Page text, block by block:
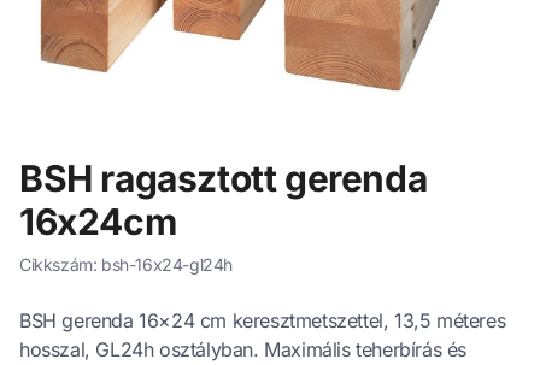
BSH ragasztott gerenda
16x24cm
Cikkszám: bsh-16x24-gl24h
BSH gerenda 16×24 cm keresztmetszettel, 13,5 méteres
hosszal, GL24h osztályban. Maximális teherbírás és